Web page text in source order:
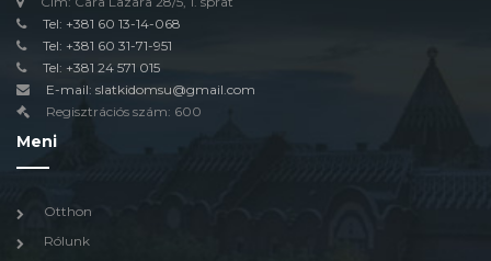
Tel: +381 60 13-14-068
Tel: +381 60 31-71-951
Tel: +381 24 571 015
E-mail: slatkidomsu@gmail.com
Regisztrációs szám: 600
Meni
Otthon
Rólunk